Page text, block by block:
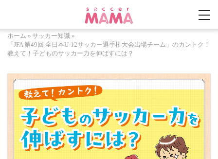
ホーム » サッカー知識 »
「JFA 第49回 全日本U-12サッカー選手権大会出場チーム」のカントク！
教えて！子どものサッカー力を伸ばすには？